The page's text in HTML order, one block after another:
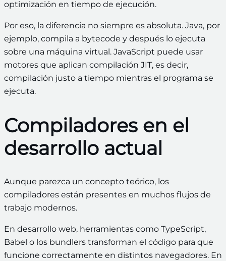
optimización en tiempo de ejecución.
Por eso, la diferencia no siempre es absoluta. Java, por
ejemplo, compila a bytecode y después lo ejecuta
sobre una máquina virtual. JavaScript puede usar
motores que aplican compilación JIT, es decir,
compilación justo a tiempo mientras el programa se
ejecuta.
Compiladores en el
desarrollo actual
Aunque parezca un concepto teórico, los
compiladores están presentes en muchos flujos de
trabajo modernos.
En desarrollo web, herramientas como TypeScript,
Babel o los bundlers transforman el código para que
funcione correctamente en distintos navegadores. En